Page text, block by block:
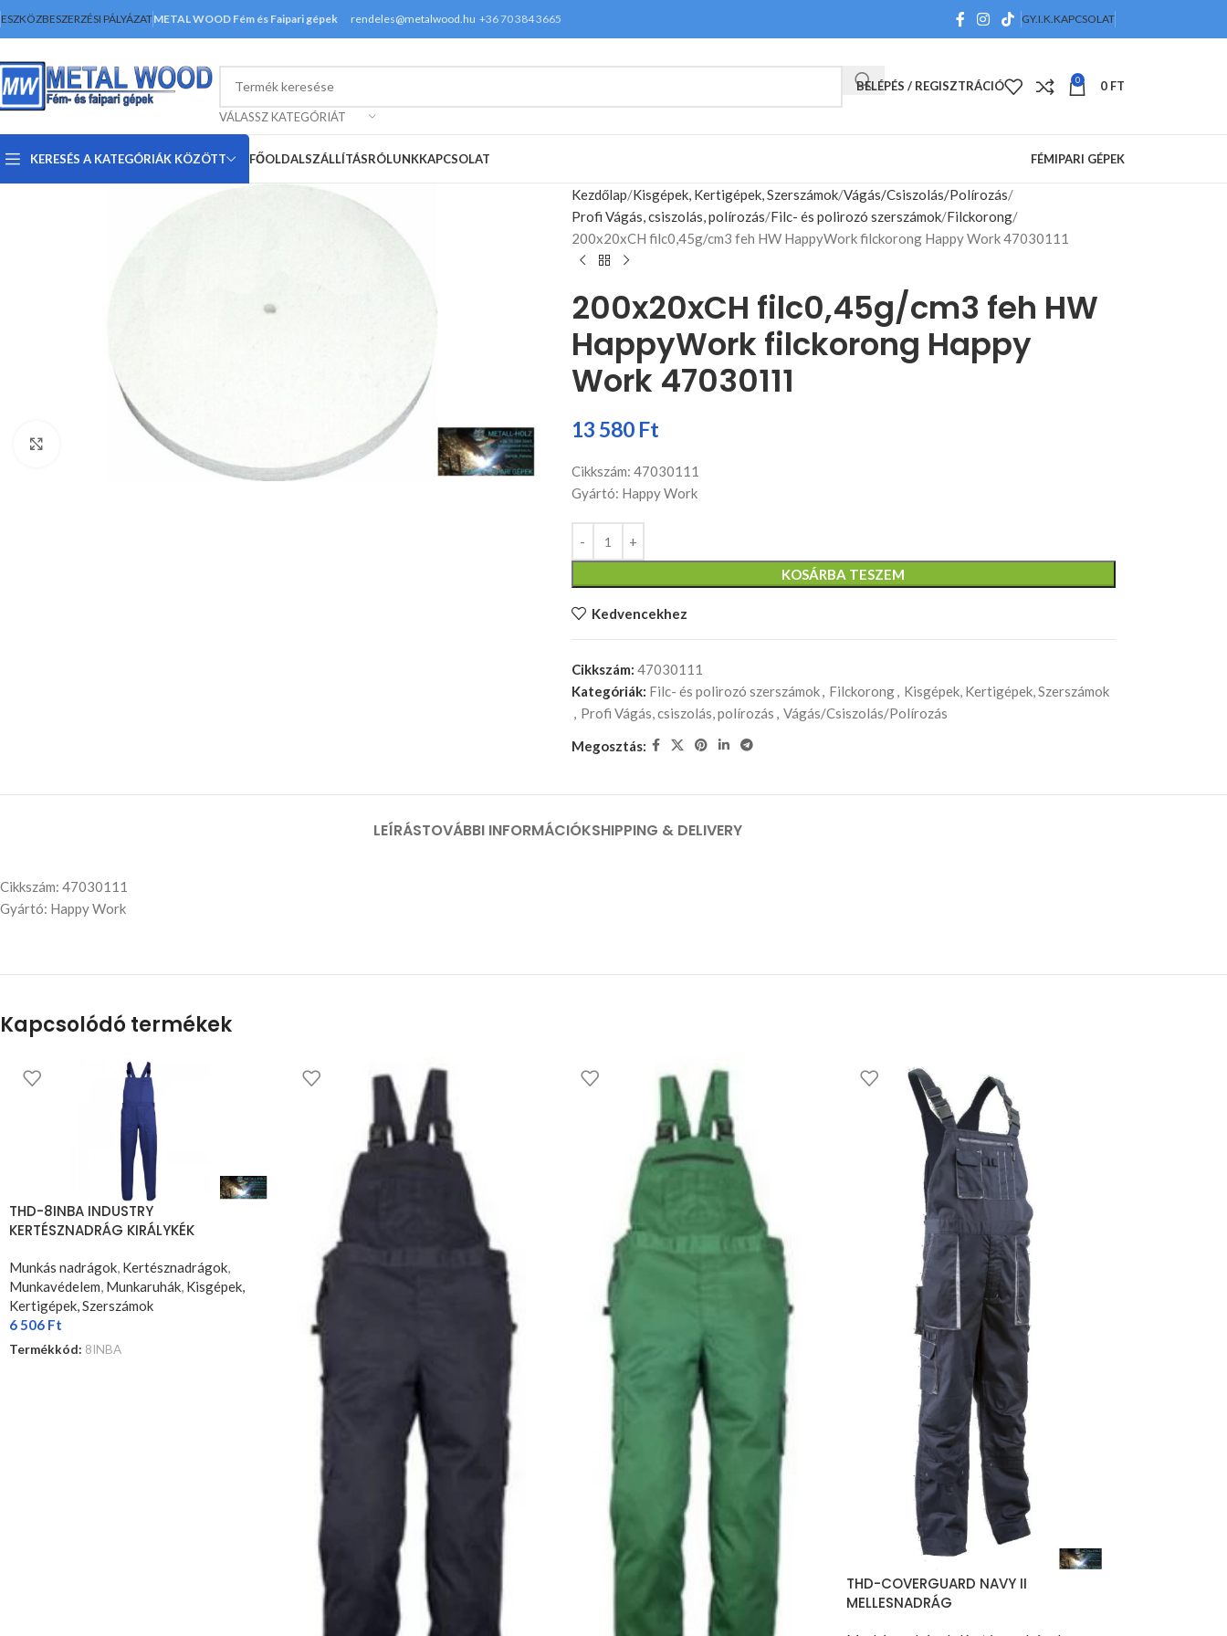
ESZKÖZBESZERZÉSI PÁLYÁZATMETAL WOOD Fém és Faipari gépek rendeles@metalwood.hu +36 70 384 3665 GY.I.K.KAPCSOLAT
VÁLASSZ KATEGÓRIÁT
BELÉPÉS / REGISZTRÁCIÓ 0 0 FT
KERESÉS A KATEGÓRIÁK KÖZÖTT FŐOLDALSZÁLLÍTÁSRÓLUNKKAPCSOLAT FÉMIPARI GÉPEK
Nagyításhoz kattints ide
Kezdőlap Kisgépek, Kertigépek, Szerszámok Vágás/Csiszolás/Polírozás
Profi Vágás, csiszolás, polírozás Filc- és polirozó szerszámok Filckorong
200x20xCH filc0,45g/cm3 feh HW HappyWork filckorong Happy Work 47030111
200x20xCH filc0,45g/cm3 feh HW
HappyWork filckorong Happy
Work 47030111
13 580 Ft
Cikkszám: 47030111
Gyártó: Happy Work
KOSÁRBA TESZEM
Kedvencekhez
Cikkszám: 47030111
Kategóriák: Filc- és polirozó szerszámok, Filckorong, Kisgépek, Kertigépek, Szerszámok
, Profi Vágás, csiszolás, polírozás , Vágás/Csiszolás/Polírozás
Megosztás:
LEÍRÁSTOVÁBBI INFORMÁCIÓKSHIPPING & DELIVERY
Cikkszám: 47030111
Gyártó: Happy Work
Kapcsolódó termékek
THD-8INBA INDUSTRY
KERTÉSZNADRÁG KIRÁLYKÉK
Munkás nadrágok, Kertésznadrágok,
Munkavédelem, Munkaruhák, Kisgépek,
Kertigépek, Szerszámok
6 506 Ft
Termékkód: 8INBA
THD-COVERGUARD NAVY II
MELLESNADRÁG